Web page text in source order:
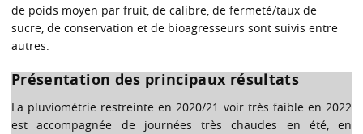
de poids moyen par fruit, de calibre, de fermeté/taux de
sucre, de conservation et de bioagresseurs sont suivis entre
autres.
Présentation des principaux résultats
La pluviométrie restreinte en 2020/21 voir très faible en 2022
est accompagnée de journées très chaudes en été, en